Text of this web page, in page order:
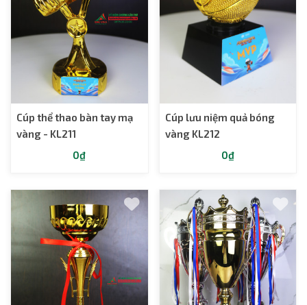
Cúp thể thao bàn tay mạ
vàng - KL211
0₫
Cúp lưu niệm quả bóng
vàng KL212
0₫